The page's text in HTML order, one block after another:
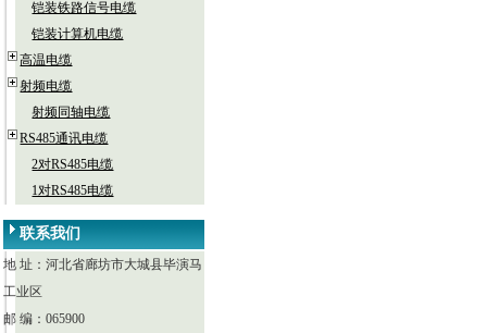
铠装铁路信号电缆
铠装计算机电缆
高温电缆
射频电缆
射频同轴电缆
RS485通讯电缆
2对RS485电缆
1对RS485电缆
联系我们
地 址：河北省廊坊市大城县毕演马
工业区
邮 编：065900